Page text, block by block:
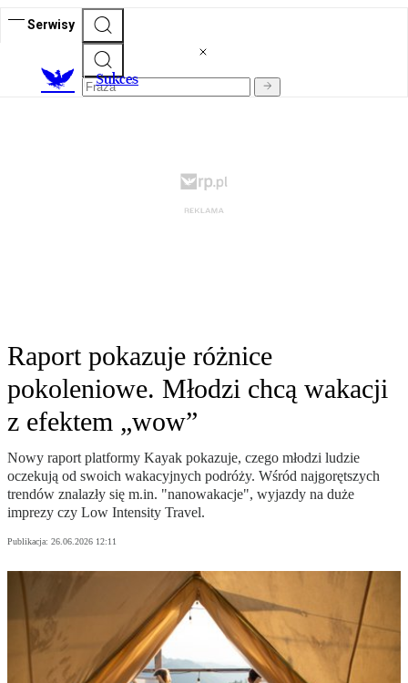
Serwisy
Sukces
Raport pokazuje różnice
pokoleniowe. Młodzi chcą wakacji
z efektem „wow”
Nowy raport platformy Kayak pokazuje, czego młodzi ludzie
oczekują od swoich wakacyjnych podróży. Wśród najgorętszych
trendów znalazły się m.in. "nanowakacje", wyjazdy na duże
imprezy czy Low Intensity Travel.
Publikacja: 26.06.2026 12:11